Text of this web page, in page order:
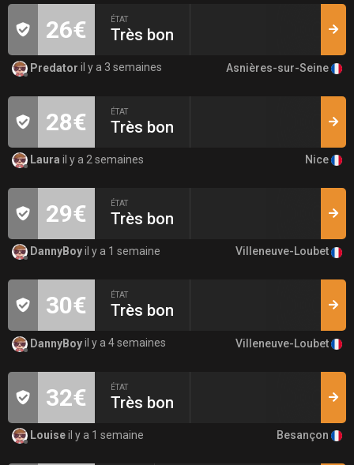
26€ ÉTAT
Très bon
Predator il y a 3 semaines Asnières-sur-Seine
28€ ÉTAT
Très bon
Laura il y a 2 semaines Nice
29€ ÉTAT
Très bon
DannyBoyil y a 1 semaine Villeneuve-Loubet
30€ ÉTAT
Très bon
DannyBoyil y a 4 semaines Villeneuve-Loubet
32€ ÉTAT
Très bon
Louiseil y a 1 semaine Besançon